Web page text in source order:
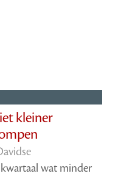
kleiner
wat minder